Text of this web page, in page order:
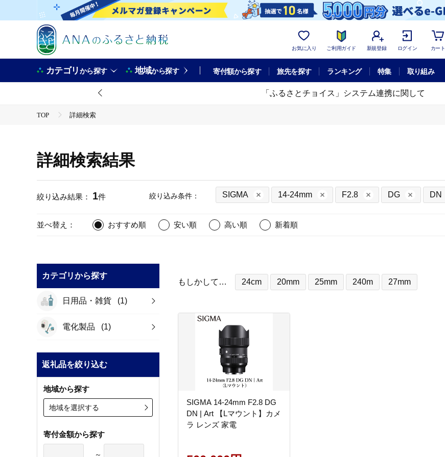
お気に入り ご利用ガイド 新規登録 ログイン カート
カテゴリから探す 地域から探す 寄付額から探す 旅先を探す ランキング 特集 取り組み
「ふるさとチョイス」システム連携に関して
TOP 詳細検索
詳細検索結果
絞り込み結果： 1件 絞り込み条件： SIGMA 14-24mm F2.8 DG DN
並べ替え： おすすめ順 安い順 高い順 新着順
カテゴリから探す
日用品・雑貨 (1)
電化製品 (1)
返礼品を絞り込む
地域から探す
地域を選択する
寄付金額から探す
～
もしかして… 24cm 20mm 25mm 240m 27mm
SIGMA 14-24mm F2.8 DG
DN | Art 【Lマウント】カメ
ラ レンズ 家電